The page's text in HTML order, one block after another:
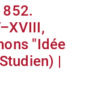
"Idée
|